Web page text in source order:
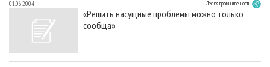
01.06.2004 Лесная промышленность
«Решить насущные проблемы можно только
сообща»